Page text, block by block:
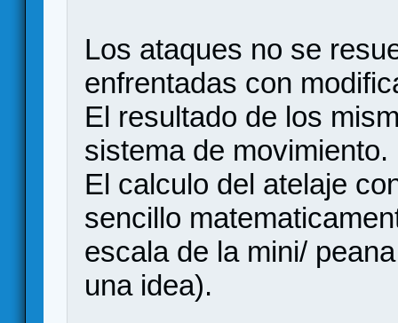
Los ataques no se
enfrentadas con
El resultado de los
sistema de movimiento.
El calculo del atelaje
sencillo
escala de la mini/
una idea).